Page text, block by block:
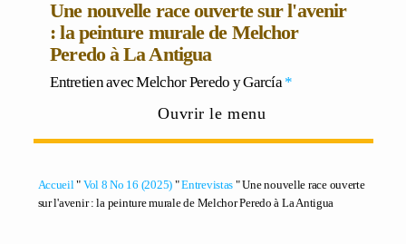
Une nouvelle race ouverte sur l'avenir
: la peinture murale de Melchor
Peredo à La Antigua
Entretien avecMelchor Peredo y García *
Ouvrir le menu
Accueil " Vol 8 No 16 (2025)"Entrevistas " Une nouvelle race ouverte
sur l'avenir : la peinture murale de Melchor Peredo à La Antigua